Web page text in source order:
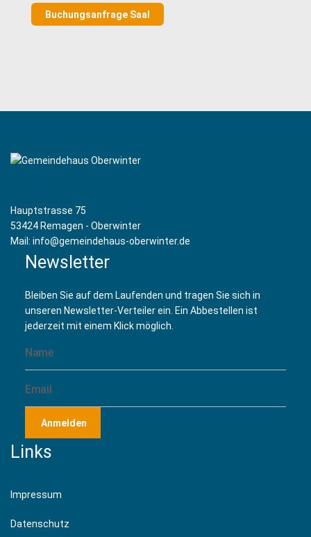
Buchungsanfrage Saal
Hauptstrasse 75
53424 Remagen - Oberwinter
Mail: info@gemeindehaus-oberwinter.de
Newsletter
Bleiben Sie auf dem Laufenden und tragen Sie sich in
unseren Newsletter-Verteiler ein. Ein Abbestellen ist
jederzeit mit einem Klick möglich.
Anmelden
Links
Impressum
Datenschutz